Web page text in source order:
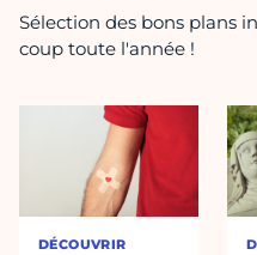
Sélection des bons plans
coup toute l'année !
DÉCOUVRIR